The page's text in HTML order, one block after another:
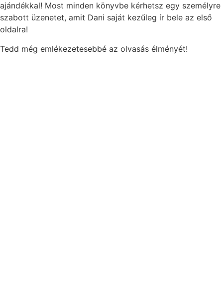
ajándékkal! Most minden könyvbe kérhetsz egy személyre
szabott üzenetet, amit Dani saját kezűleg ír bele az első
oldalra!
Tedd még emlékezetesebbé az olvasás élményét!